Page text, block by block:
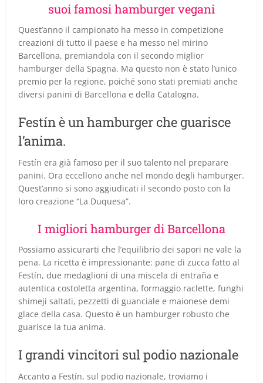
suoi famosi hamburger vegani
Quest’anno il campionato ha messo in competizione
creazioni di tutto il paese e ha messo nel mirino
Barcellona, premiandola con il secondo miglior
hamburger della Spagna. Ma questo non è stato l’unico
premio per la regione, poiché sono stati premiati anche
diversi panini di Barcellona e della Catalogna.
Festín è un hamburger che guarisce
l’anima.
Festín era già famoso per il suo talento nel preparare
panini. Ora eccellono anche nel mondo degli hamburger.
Quest’anno si sono aggiudicati il secondo posto con la
loro creazione “La Duquesa”.
I migliori hamburger di Barcellona
Possiamo assicurarti che l’equilibrio dei sapori ne vale la
pena. La ricetta è impressionante: pane di zucca fatto al
Festín, due medaglioni di una miscela di entraña e
autentica costoletta argentina, formaggio raclette, funghi
shimeji saltati, pezzetti di guanciale e maionese demi
glace della casa. Questo è un hamburger robusto che
guarisce la tua anima.
I grandi vincitori sul podio nazionale
Accanto a Festín, sul podio nazionale, troviamo i